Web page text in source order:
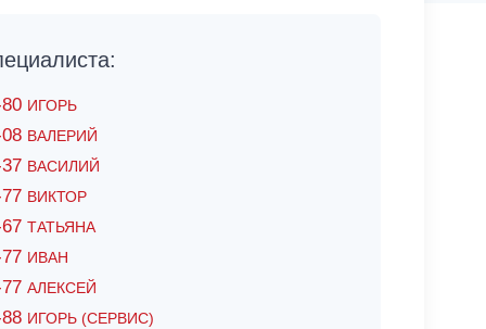
ИГОРЬ
ВАЛЕРИЙ
ВАСИЛИЙ
ВИКТОР
ТАТЬЯНА
ИВАН
АЛЕКСЕЙ
ИГОРЬ (СЕРВИС)